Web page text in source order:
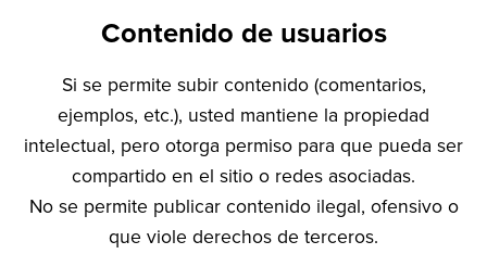
Contenido de usuarios
Si se permite subir contenido (comentarios,
ejemplos, etc.), usted mantiene la propiedad
intelectual, pero otorga permiso para que pueda ser
compartido en el sitio o redes asociadas.
No se permite publicar contenido ilegal, ofensivo o
que viole derechos de terceros.